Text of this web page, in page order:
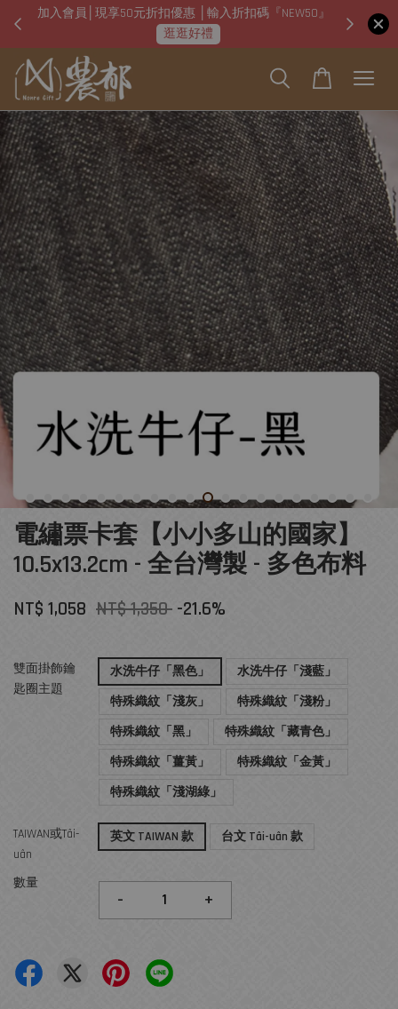
加入會員│現享50元折扣優惠 │輸入折扣碼『NEW50』
逛逛好禮
即日
電繡票卡套【小小多山的國家】
10.5x13.2cm - 全台灣製 - 多色布料
NT$ 1,058 NT$ 1,350 -21.6%
雙面掛飾鑰
匙圈主題
水洗牛仔「黑色」
水洗牛仔「淺藍」
特殊織紋「淺灰」
特殊織紋「淺粉」
特殊織紋「黑」
特殊織紋「藏青色」
特殊織紋「薑黃」
特殊織紋「金黃」
特殊織紋「淺湖綠」
TAIWAN或Tâi-
uân
英文 TAIWAN 款 台文 Tâi-uân 款
數量
- +